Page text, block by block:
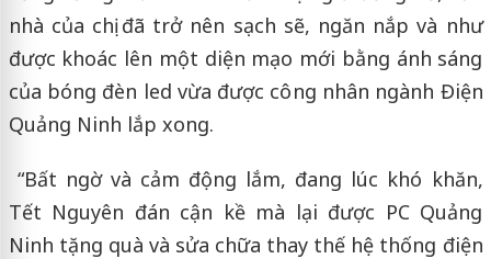
nhà của chị đã trở nên sạch sẽ, ngăn nắp và như
được khoác lên một diện mạo mới bằng ánh sáng
của bóng đèn led vừa được công nhân ngành Điện
Quảng Ninh lắp xong.
“Bất ngờ và cảm động lắm, đang lúc khó khăn,
Tết Nguyên đán cận kề mà lại được PC Quảng
Ninh tặng quà và sửa chữa thay thế hệ thống điện